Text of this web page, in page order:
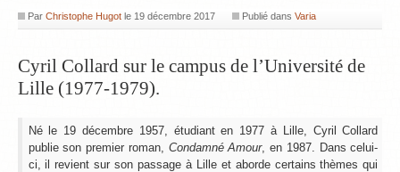
Par Christophe Hugotle 19 décembre 2017 Publié dansVaria
Cyril Collard sur le campus de l’Université de
Lille (1977-1979).
Né le 19 décembre 1957, étudiant en 1977 à Lille, Cyril Collard
publie son premier roman, Condamné Amour, en 1987. Dans celui-
ci, il revient sur son passage à Lille et aborde certains thèmes qui